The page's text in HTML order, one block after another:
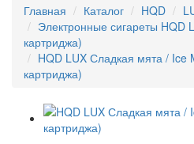
Главная
Каталог HQD
Электронные сигареты HQD
картриджа)
HQD LUX Сладкая мята / Ice
картриджа)